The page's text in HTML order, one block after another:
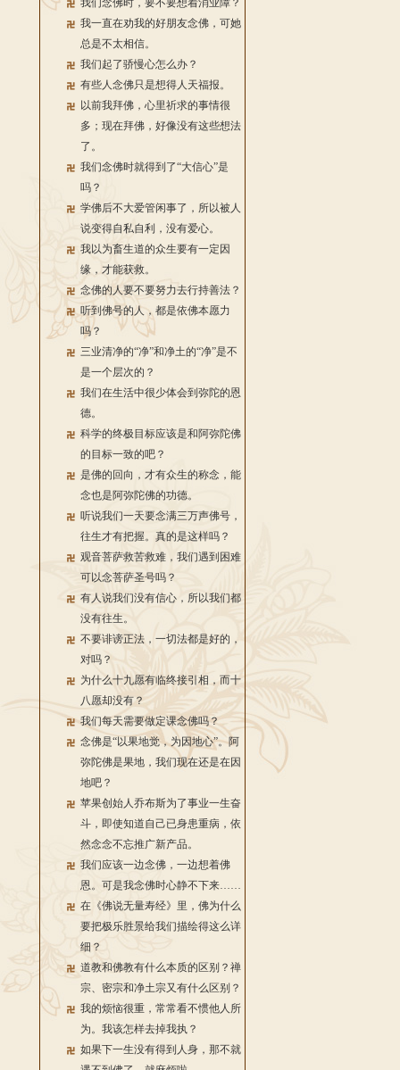
我们念佛时，要不要想着消业障？
我一直在劝我的好朋友念佛，可她
总是不太相信。
我们起了骄慢心怎么办？
有些人念佛只是想得人天福报。
以前我拜佛，心里祈求的事情很
多；现在拜佛，好像没有这些想法
了。
我们念佛时就得到了“大信心”是
吗？
学佛后不大爱管闲事了，所以被人
说变得自私自利，没有爱心。
我以为畜生道的众生要有一定因
缘，才能获救。
念佛的人要不要努力去行持善法？
听到佛号的人，都是依佛本愿力
吗？
三业清净的“净”和净土的“净”是不
是一个层次的？
我们在生活中很少体会到弥陀的恩
德。
科学的终极目标应该是和阿弥陀佛
的目标一致的吧？
是佛的回向，才有众生的称念，能
念也是阿弥陀佛的功德。
听说我们一天要念满三万声佛号，
往生才有把握。真的是这样吗？
观音菩萨救苦救难，我们遇到困难
可以念菩萨圣号吗？
有人说我们没有信心，所以我们都
没有往生。
不要诽谤正法，一切法都是好的，
对吗？
为什么十九愿有临终接引相，而十
八愿却没有？
我们每天需要做定课念佛吗？
念佛是“以果地觉，为因地心”。阿
弥陀佛是果地，我们现在还是在因
地吧？
苹果创始人乔布斯为了事业一生奋
斗，即使知道自己已身患重病，依
然念念不忘推广新产品。
我们应该一边念佛，一边想着佛
恩。可是我念佛时心静不下来……
在《佛说无量寿经》里，佛为什么
要把极乐胜景给我们描绘得这么详
细？
道教和佛教有什么本质的区别？禅
宗、密宗和净土宗又有什么区别？
我的烦恼很重，常常看不惯他人所
为。我该怎样去掉我执？
如果下一生没有得到人身，那不就